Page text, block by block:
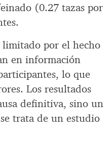
(0.27 tazas por
por el hecho
en información
lo que
Los resultados
definitiva, sino un
trata de un estudio